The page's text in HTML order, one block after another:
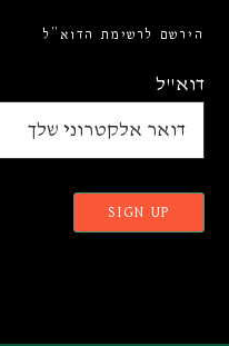
הירשם לרשימת הדוא”ל
דוא"ל